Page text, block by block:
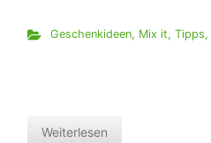
Geschenkideen, Mix it, Tipps,
Weiterlesen